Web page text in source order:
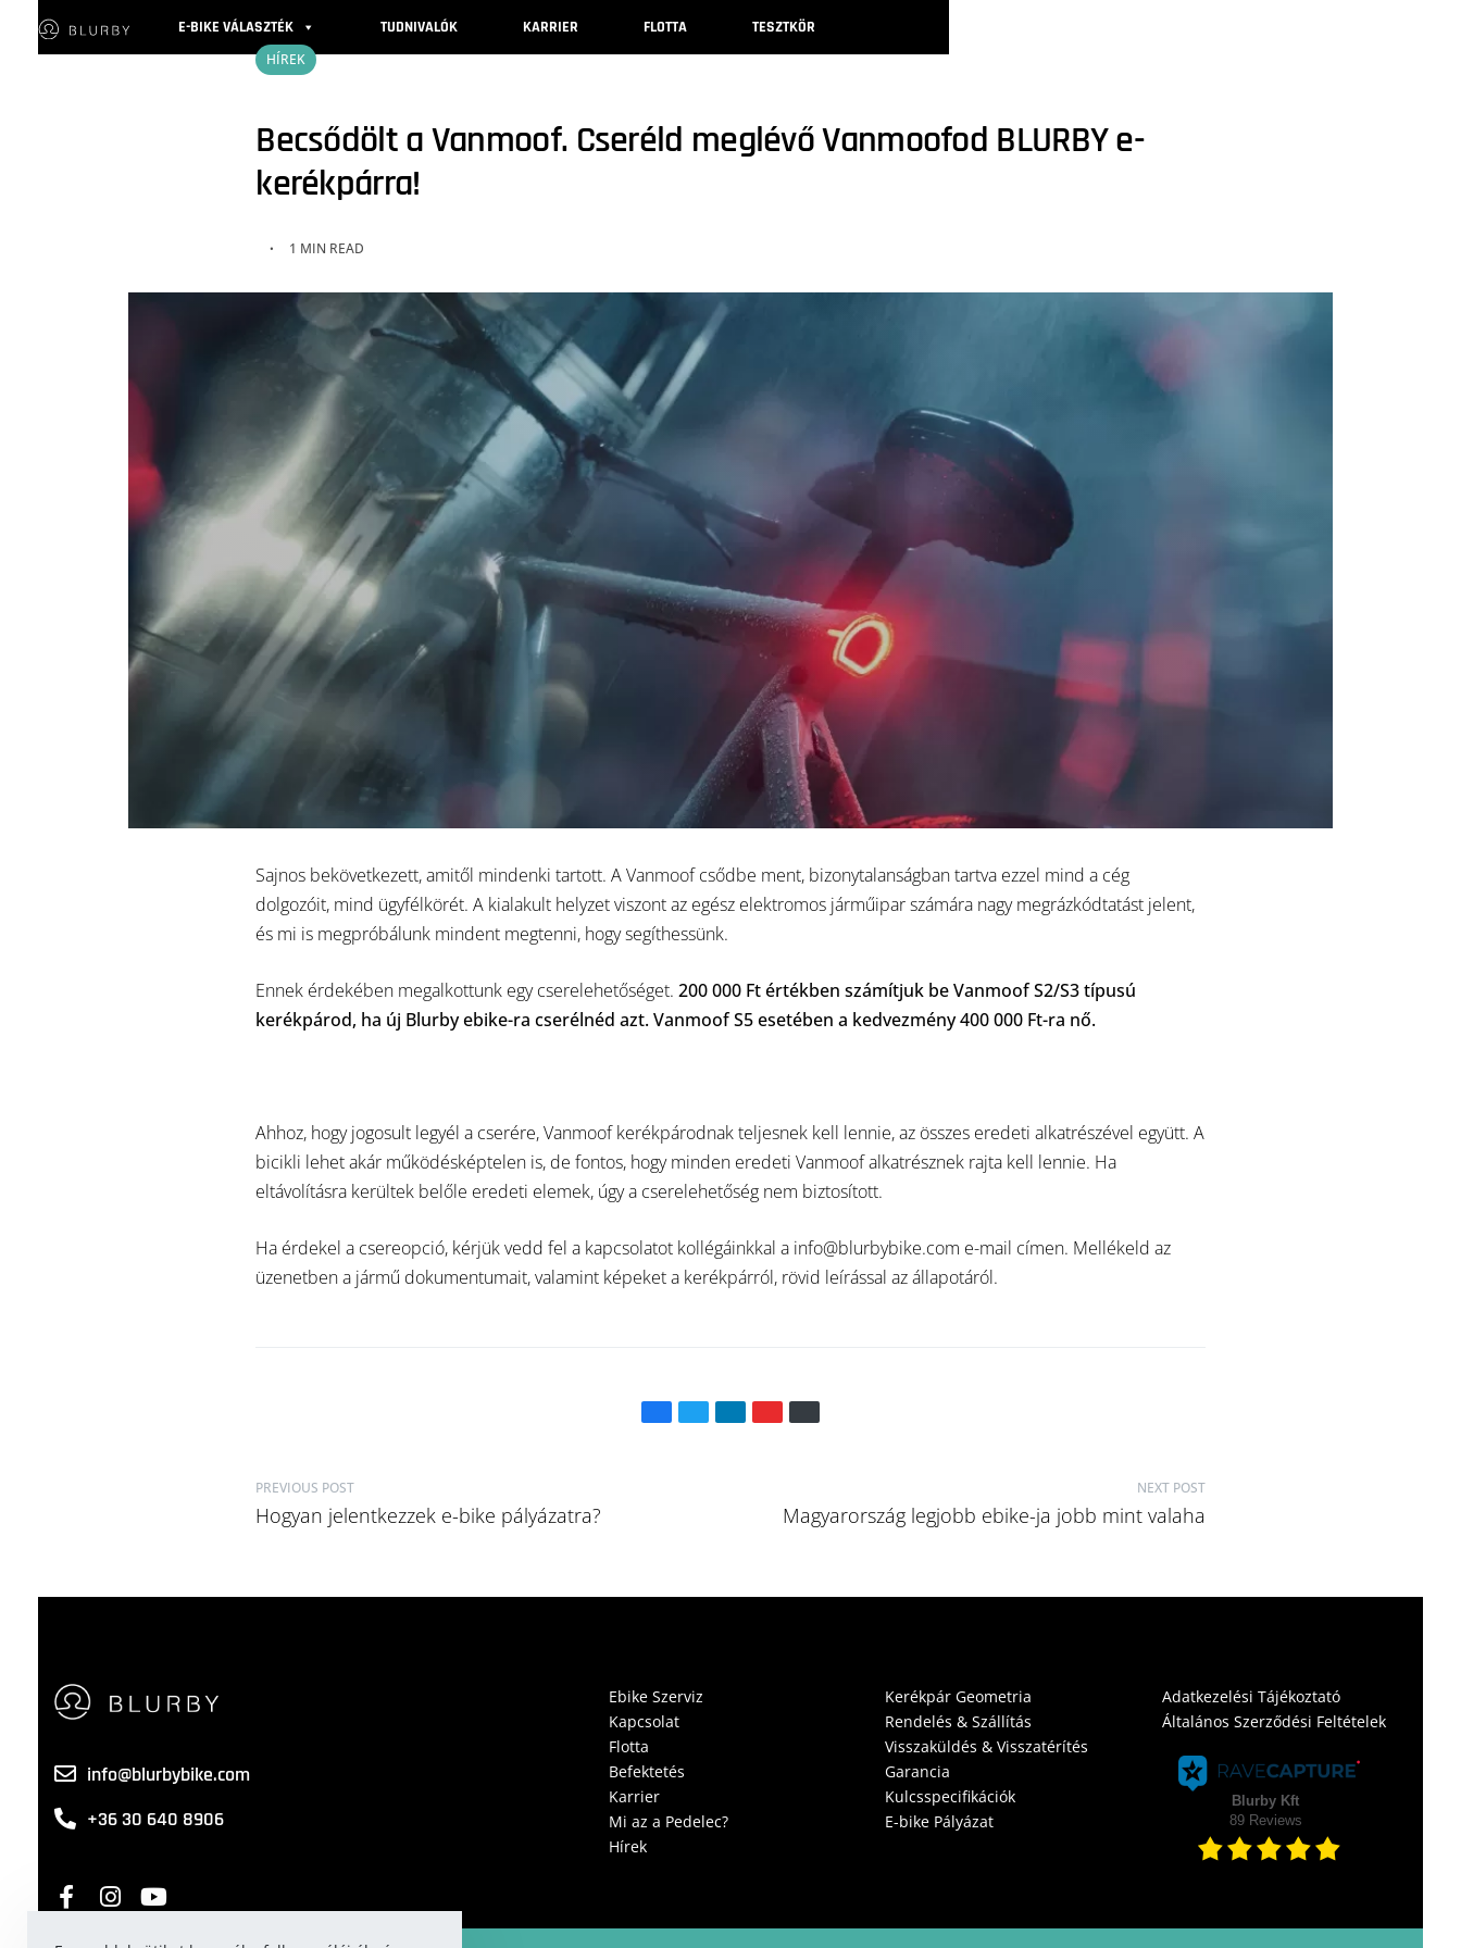
E-BIKE VÁLASZTÉK TUDNIVALÓK KARRIER FLOTTA TESZTKÖR
HÍREK
Becsődölt a Vanmoof. Cseréld meglévő Vanmoofod BLURBY e-
kerékpárra!
1 MIN READ
Sajnos bekövetkezett, amitől mindenki tartott. A Vanmoof csődbe ment, bizonytalanságban tartva ezzel mind a cég
dolgozóit, mind ügyfélkörét. A kialakult helyzet viszont az egész elektromos járműipar számára nagy megrázkódtatást jelent,
és mi is megpróbálunk mindent megtenni, hogy segíthessünk.
Ennek érdekében megalkottunk egy cserelehetőséget.200 000 Ft értékben számítjuk be Vanmoof S2/S3 típusú
kerékpárod, ha új Blurby ebike-ra cserélnéd azt. Vanmoof S5 esetében a kedvezmény 400 000 Ft-ra nő.
Ahhoz, hogy jogosult legyél a cserére, Vanmoof kerékpárodnak teljesnek kell lennie, az összes eredeti alkatrészével együtt. A
bicikli lehet akár működésképtelen is, de fontos, hogy minden eredeti Vanmoof alkatrésznek rajta kell lennie. Ha
eltávolításra kerültek belőle eredeti elemek, úgy a cserelehetőség nem biztosított.
Ha érdekel a csereopció, kérjük vedd fel a kapcsolatot kollégáinkkal a info@blurbybike.com e-mail címen. Mellékeld az
üzenetben a jármű dokumentumait, valamint képeket a kerékpárról, rövid leírással az állapotáról.
PREVIOUS POST
Hogyan jelentkezzek e-bike pályázatra?
NEXT POST
Magyarország legjobb ebike-ja jobb mint valaha
info@blurbybike.com
+36 30 640 8906
Ebike Szerviz
Kapcsolat
Flotta
Befektetés
Karrier
Mi az a Pedelec?
Hírek
Kerékpár Geometria
Rendelés & Szállítás
Visszaküldés & Visszatérítés
Garancia
Kulcsspecifikációk
E-bike Pályázat
Adatkezelési Tájékoztató
Általános Szerződési Feltételek